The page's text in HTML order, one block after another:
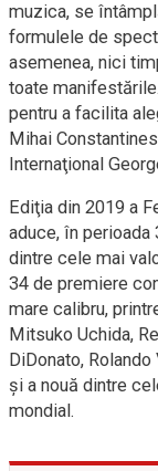
muzica, se
formulele de
asemenea, nici
toate
pentru a facilita
Mihai
Internaţional
Ediţia din 2019 a
aduce, în
dintre cele mai
34 de premiere
mare calibru,
Mitsuko Uchida,
DiDonato,
şi a nouă dintre
mondial.